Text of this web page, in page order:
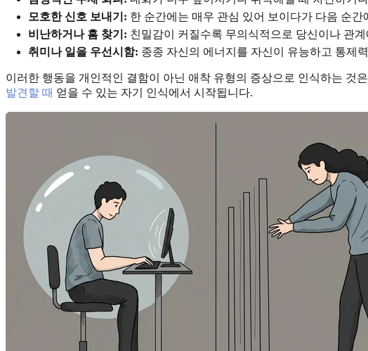
모호한 신호 보내기: 한 순간에는 매우 관심 있어 보이다가 다음 순
비난하거나 흠 찾기: 친밀감이 커질수록 무의식적으로 당신이나 관
취미나 일을 우선시함: 종종 자신의 에너지를 자신이 유능하고 통제
이러한 행동을 개인적인 결함이 아닌 애착 유형의 증상으로 인식하는 것
발견할 때 얻을 수 있는 자기 인식에서 시작됩니다.